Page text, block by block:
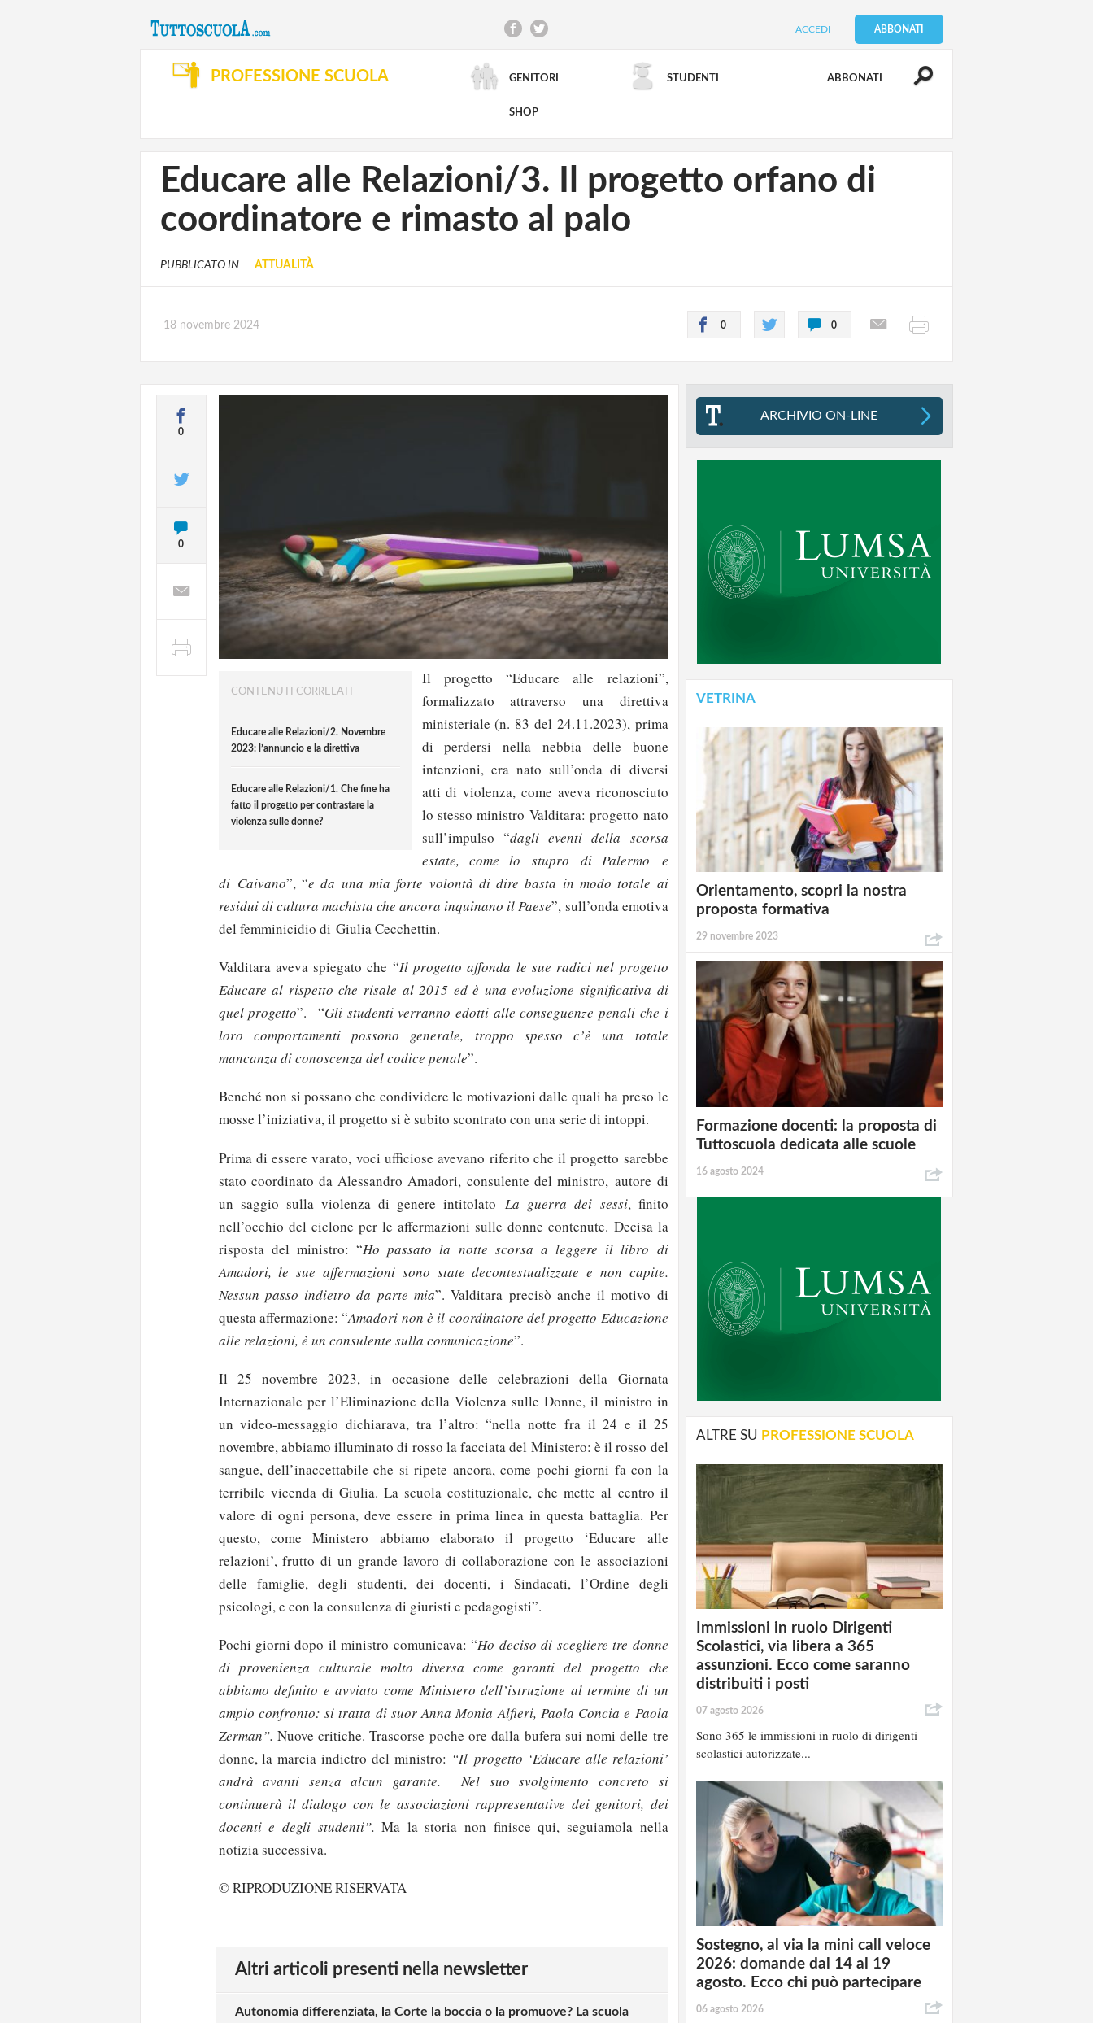
ACCEDI ABBONATI
PROFESSIONE SCUOLA GENITORI STUDENTI ABBONATI
SHOP
RICERCA AVANZATA
Educare alle Relazioni/3. Il progetto orfano di
coordinatore e rimasto al palo
PUBBLICATO IN ATTUALITÀ
18 novembre 2024 0 0
0
0
CONTENUTI CORRELATI
Educare alle Relazioni/2. Novembre
2023: l’annuncio e la direttiva
Educare alle Relazioni/1. Che fine ha
fatto il progetto per contrastare la
violenza sulle donne?
Il progetto “Educare alle relazioni”,
formalizzato attraverso una direttiva
ministeriale (n. 83 del 24.11.2023), prima
di perdersi nella nebbia delle buone
intenzioni, era nato sull’onda di diversi
atti di violenza, come aveva riconosciuto
lo stesso ministro Valditara: progetto nato
sull’impulso “dagli eventi della scorsa
estate, come lo stupro di Palermo e
di Caivano”, “e da una mia forte volontà di dire basta in modo totale ai
residui di cultura machista che ancora inquinano il Paese”, sull’onda emotiva
del femminicidio di Giulia Cecchettin.
Valditara aveva spiegato che “Il progetto affonda le sue radici nel progetto
Educare al rispetto che risale al 2015 ed è una evoluzione significativa di
quel progetto”. “Gli studenti verranno edotti alle conseguenze penali che i
loro comportamenti possono generale, troppo spesso c’è una totale
mancanza di conoscenza del codice penale”.
Benché non si possano che condividere le motivazioni dalle quali ha preso le
mosse l’iniziativa, il progetto si è subito scontrato con una serie di intoppi.
Prima di essere varato, voci ufficiose avevano riferito che il progetto sarebbe
stato coordinato da Alessandro Amadori, consulente del ministro, autore di
un saggio sulla violenza di genere intitolato La guerra dei sessi, finito
nell’occhio del ciclone per le affermazioni sulle donne contenute. Decisa la
risposta del ministro: “Ho passato la notte scorsa a leggere il libro di
Amadori, le sue affermazioni sono state decontestualizzate e non capite.
Nessun passo indietro da parte mia”. Valditara precisò anche il motivo di
questa affermazione: “Amadori non è il coordinatore del progetto Educazione
alle relazioni, è un consulente sulla comunicazione”.
Il 25 novembre 2023, in occasione delle celebrazioni della Giornata
Internazionale per l’Eliminazione della Violenza sulle Donne, il ministro in
un video-messaggio dichiarava, tra l’altro: “nella notte fra il 24 e il 25
novembre, abbiamo illuminato di rosso la facciata del Ministero: è il rosso del
sangue, dell’inaccettabile che si ripete ancora, come pochi giorni fa con la
terribile vicenda di Giulia. La scuola costituzionale, che mette al centro il
valore di ogni persona, deve essere in prima linea in questa battaglia. Per
questo, come Ministero abbiamo elaborato il progetto ‘Educare alle
relazioni’, frutto di un grande lavoro di collaborazione con le associazioni
delle famiglie, degli studenti, dei docenti, i Sindacati, l’Ordine degli
psicologi, e con la consulenza di giuristi e pedagogisti”.
Pochi giorni dopo il ministro comunicava: “Ho deciso di scegliere tre donne
di provenienza culturale molto diversa come garanti del progetto che
abbiamo definito e avviato come Ministero dell’istruzione al termine di un
ampio confronto: si tratta di suor Anna Monia Alfieri, Paola Concia e Paola
Zerman”. Nuove critiche. Trascorse poche ore dalla bufera sui nomi delle tre
donne, la marcia indietro del ministro: “Il progetto ‘Educare alle relazioni’
andrà avanti senza alcun garante. Nel suo svolgimento concreto si
continuerà il dialogo con le associazioni rappresentative dei genitori, dei
docenti e degli studenti”.Ma la storia non finisce qui, seguiamola nella
notizia successiva.
© RIPRODUZIONE RISERVATA
Altri articoli presenti nella newsletter
Autonomia differenziata, la Corte la boccia o la promuove? La scuola
ARCHIVIO ON-LINE
VETRINA
Orientamento, scopri la nostra
proposta formativa
29 novembre 2023
Formazione docenti: la proposta di
Tuttoscuola dedicata alle scuole
16 agosto 2024
ALTRE SU PROFESSIONE SCUOLA
Immissioni in ruolo Dirigenti
Scolastici, via libera a 365
assunzioni. Ecco come saranno
distribuiti i posti
07 agosto 2026
Sono 365 le immissioni in ruolo di dirigenti
scolastici autorizzate...
Sostegno, al via la mini call veloce
2026: domande dal 14 al 19
agosto. Ecco chi può partecipare
06 agosto 2026